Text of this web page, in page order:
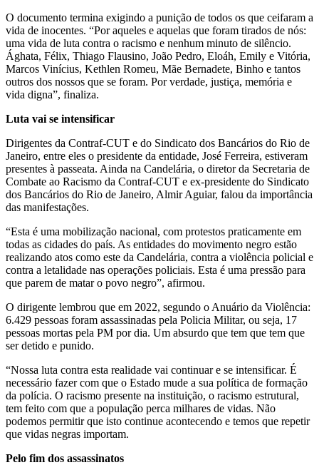
O documento termina exigindo a punição de todos os que ceifaram a
vida de inocentes. “Por aqueles e aquelas que foram tirados de nós:
uma vida de luta contra o racismo e nenhum minuto de silêncio.
Ághata, Félix, Thiago Flausino, João Pedro, Eloáh, Emily e Vitória,
Marcos Vinícius, Kethlen Romeu, Mãe Bernadete, Binho e tantos
outros dos nossos que se foram. Por verdade, justiça, memória e
vida digna”, finaliza.
Luta vai se intensificar
Dirigentes da Contraf-CUT e do Sindicato dos Bancários do Rio de
Janeiro, entre eles o presidente da entidade, José Ferreira, estiveram
presentes à passeata. Ainda na Candelária, o diretor da Secretaria de
Combate ao Racismo da Contraf-CUT e ex-presidente do Sindicato
dos Bancários do Rio de Janeiro, Almir Aguiar, falou da importância
das manifestações.
“Esta é uma mobilização nacional, com protestos praticamente em
todas as cidades do país. As entidades do movimento negro estão
realizando atos como este da Candelária, contra a violência policial e
contra a letalidade nas operações policiais. Esta é uma pressão para
que parem de matar o povo negro”, afirmou.
O dirigente lembrou que em 2022, segundo o Anuário da Violência:
6.429 pessoas foram assassinadas pela Policia Militar, ou seja, 17
pessoas mortas pela PM por dia. Um absurdo que tem que tem que
ser detido e punido.
“Nossa luta contra esta realidade vai continuar e se intensificar. É
necessário fazer com que o Estado mude a sua política de formação
da polícia. O racismo presente na instituição, o racismo estrutural,
tem feito com que a população perca milhares de vidas. Não
podemos permitir que isto continue acontecendo e temos que repetir
que vidas negras importam.
Pelo fim dos assassinatos